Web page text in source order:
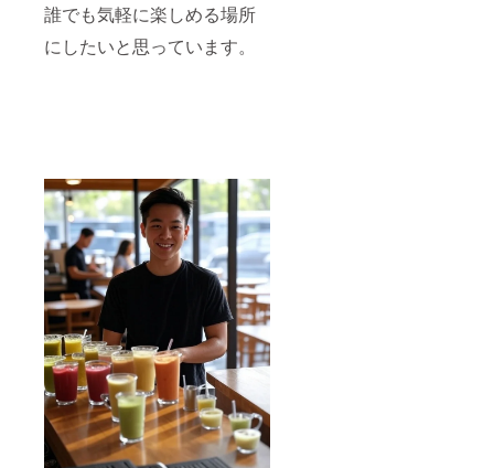
誰でも気軽に楽しめる場所
にしたいと思っています。